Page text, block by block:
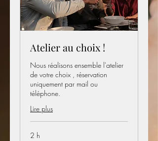
Atelier au choix !
Nous réalisons ensemble l'atelier
de votre choix , réservation
uniquement par mail ou
téléphone.
Lire plus
2 h